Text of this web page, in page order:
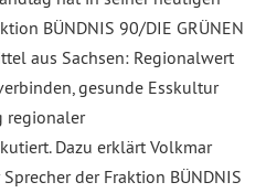
BÜNDNIS 90/DIE GRÜNEN
aus Sachsen: Regionalwert
gesunde Esskultur
regionaler
Dazu erklärt Volkmar
der Fraktion BÜNDNIS